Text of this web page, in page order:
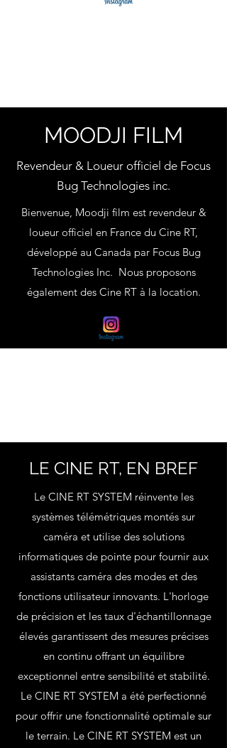
MOODJI FILM
Revendeur & Loueur officiel de Focus
Bug Technologies inc.
Bienvenue, Moodji film est revendeur &
loueur officiel en France du Cine RT,
développé au Canada par Focus Bug
Technologies Inc. Nous proposons
également des Cine RT à la location.
LE CINE RT, EN BREF
Le CINE RT SYSTEM réinvente les
systèmes télémétriques montés sur
caméra et utilise des solutions
informatiques de pointe pour fournir aux
assistants caméra des modes et des
fonctions utilisateur innovants. L'horloge
de précision et les taux d'échantillonnage
élevés garantissent des mesures précises
en continu offrant un équilibre
exceptionnel entre sensibilité et stabilité.
Le CINE RT SYSTEM a été perfectionné
pour offrir une fonctionnalité optimale sur
le terrain. Le CINE RT SYSTEM est un